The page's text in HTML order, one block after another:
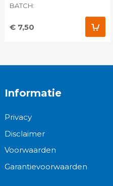
BATCH:
€ 7,50
Informatie
Privacy
Disclaimer
Voorwaarden
Garantievoorwaarden